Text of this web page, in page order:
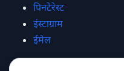
पिनटेरेस्ट
इंस्टाग्राम
ईमेल